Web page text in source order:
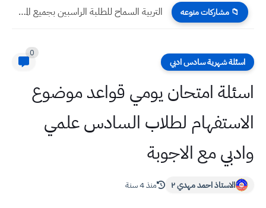
📁 مشاركات منوعه اسعار صرف الدولار مقابل الدينار العراقي اليوم الثلاثاء 13 -...
اسئلة شهرية سادس ادبي
0
اسئلة امتحان يومي قواعد موضوع
الاستفهام لطلاب السادس علمي
وادبي مع الاجوبة
الاستاذ احمد مهدي ٢ منذ 4 سنة